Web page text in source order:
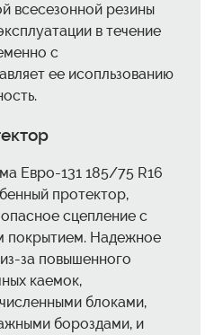
всесезонной резины
в течение
с
ее исопльзованию
Евро-131 185/75 R16
протектор,
сцепление с
покрытием. Надежное
за повышенного
каемок,
блоками,
бороздами, и